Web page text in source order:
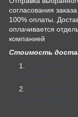
согласования
100% оплаты.
оплачивается
компанией
Стоимость